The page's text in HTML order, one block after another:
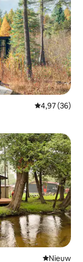
Gemiddelde
4,97 (36)
Nieuwe
Nieuw